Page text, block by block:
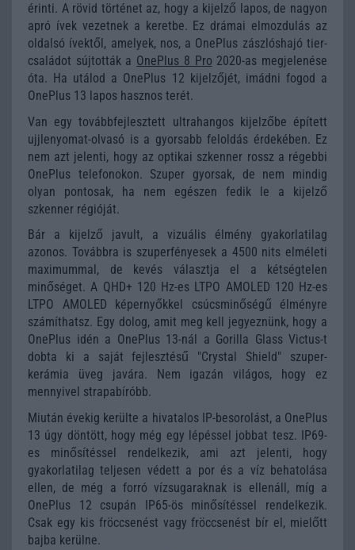
érinti. A rövid történet az, hogy a kijelző lapos, de nagyon
apró ívek vezetnek a keretbe. Ez drámai elmozdulás az
oldalsó ívektől, amelyek, nos, a OnePlus zászlóshajó tier-
családot sújtották a OnePlus 8 Pro 2020-as megjelenése
óta. Ha utálod a OnePlus 12 kijelzőjét, imádni fogod a
OnePlus 13 lapos hasznos terét.
Van egy továbbfejlesztett ultrahangos kijelzőbe épített
ujjlenyomat-olvasó is a gyorsabb feloldás érdekében. Ez
nem azt jelenti, hogy az optikai szkenner rossz a régebbi
OnePlus telefonokon. Szuper gyorsak, de nem mindig
olyan pontosak, ha nem egészen fedik le a kijelző
szkenner régióját.
Bár a kijelző javult, a vizuális élmény gyakorlatilag
azonos. Továbbra is szuperfényesek a 4500 nits elméleti
maximummal, de kevés választja el a kétségtelen
minőséget. A QHD+ 120 Hz-es LTPO AMOLED 120 Hz-es
LTPO AMOLED képernyőkkel csúcsminőségű élményre
számíthatsz. Egy dolog, amit meg kell jegyeznünk, hogy a
OnePlus idén a OnePlus 13-nál a Gorilla Glass Victus-t
dobta ki a saját fejlesztésű "Crystal Shield" szuper-
kerámia üveg javára. Nem igazán világos, hogy ez
mennyivel strapabíróbb.
Miután évekig kerülte a hivatalos IP-besorolást, a OnePlus
13 úgy döntött, hogy még egy lépéssel jobbat tesz. IP69-
es minősítéssel rendelkezik, ami azt jelenti, hogy
gyakorlatilag teljesen védett a por és a víz behatolása
ellen, de még a forró vízsugaraknak is ellenáll, míg a
OnePlus 12 csupán IP65-ös minősítéssel rendelkezik.
Csak egy kis fröccsenést vagy fröccsenést bír el, mielőtt
bajba kerülne.